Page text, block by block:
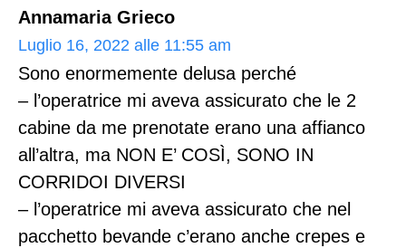
Annamaria Grieco
Luglio 16, 2022 alle 11:55 am
Sono enormemente delusa perché
– l’operatrice mi aveva assicurato che le 2
cabine da me prenotate erano una affianco
all’altra, ma NON E’ COSÌ, SONO IN
CORRIDOI DIVERSI
– l’operatrice mi aveva assicurato che nel
pacchetto bevande c’erano anche crepes e